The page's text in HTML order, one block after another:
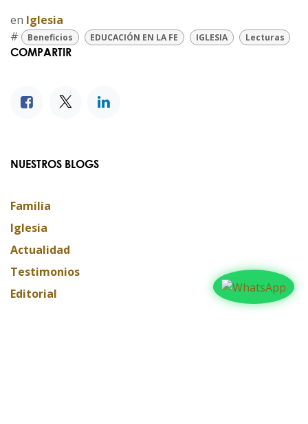
en Iglesia
#
Beneficios EDUCACIÓN EN LA FE IGLESIA Lecturas
COMPARTIR
NUESTROS BLOGS
Familia
Iglesia
Actualidad
Testimonios
Editorial